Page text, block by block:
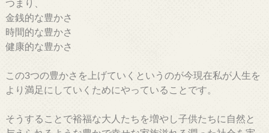
つまり、
金銭的な豊かさ
時間的な豊かさ
健康的な豊かさ
この3つの豊かさを上げていくというのが今現在私が人生を
より満足にしていくためにやっていることです。
そうすることで裕福な大人たちを増やし子供たちに自然と